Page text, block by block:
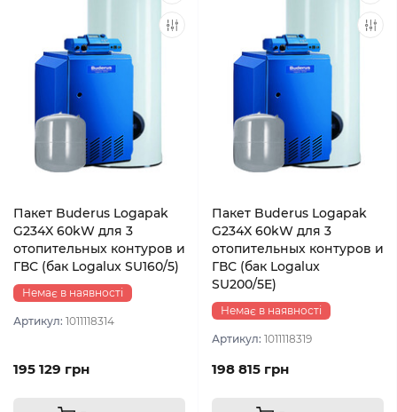
Пакет Buderus Logapak
G234X 60kW для 3
отопительных контуров и
ГВС (бак Logalux SU160/5)
Немає в наявності
Артикул: 1011118314
195 129 грн
Пакет Buderus Logapak
G234X 60kW для 3
отопительных контуров и
ГВС (бак Logalux
SU200/5E)
Немає в наявності
Артикул: 1011118319
198 815 грн